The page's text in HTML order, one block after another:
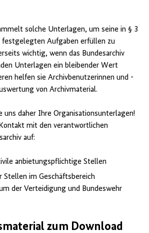
solche Unterlagen, um seine in § 3
festgelegten Aufgaben erfüllen zu
wichtig, wenn das Bundesarchiv
Unterlagen ein bleibender Wert
helfen sie Archivbenutzerinnen und -
von Archivmaterial.
uns daher Ihre Organisationsunterlagen!
mit den verantwortlichen
auf:
anbietungspflichtige Stellen
Stellen im Geschäftsbereich
der Verteidigung und Bundeswehr
zum Download